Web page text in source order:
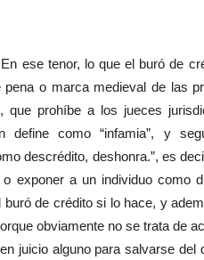
tenor, lo que el buró de
pena o marca medieval de las
que prohíbe a los jueces
define como “infamia”, y
descrédito, deshonra.”, es
o exponer a un individuo como
buró de crédito si lo hace, y
obviamente no se trata de
juicio alguno para salvarse